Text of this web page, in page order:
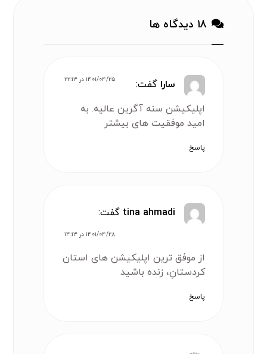
۱۸ دیدگاه ها
سارا گفت: ۱۴۰۱/۰۴/۲۵ در ۲۲:۱۳
اپلیکیشن سنه آگرین عالیه. به
امید موفقیت های بیشتر
پاسخ
tina ahmadi گفت:
۱۴۰۱/۰۴/۲۸ در ۱۴:۱۳
از موفق ترین اپلیکیشن های استان
کردستانِ، زنده باشید
پاسخ